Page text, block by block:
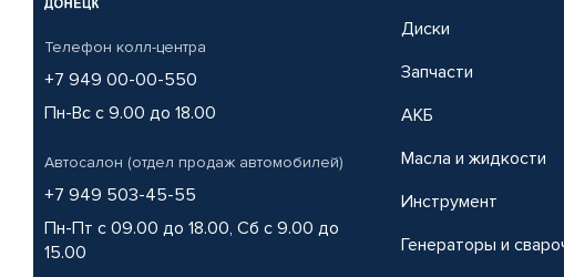
Телефон колл-центра
+7 949 00-00-550
Пн-Вс с 9.00 до 18.00
Автосалон (отдел продаж автомобилей)
+7 949 503-45-55
Пн-Пт с 09.00 до 18.00, Сб с 9.00 до
15.00
Диски
Запчасти
АКБ
Масла и жидкости
Инструмент
Генераторы и